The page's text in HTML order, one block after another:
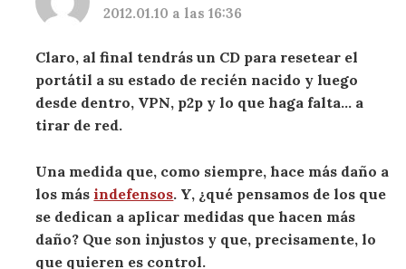
2012.01.10 a las 16:36
Claro, al final tendrás un CD para resetear el
portátil a su estado de recién nacido y luego
desde dentro, VPN, p2p y lo que haga falta… a
tirar de red.
Una medida que, como siempre, hace más daño a
los másindefensos. Y, ¿qué pensamos de los que
se dedican a aplicar medidas que hacen más
daño? Que son injustos y que, precisamente, lo
que quieren es control.